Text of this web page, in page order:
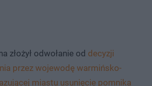
złożył odwołanie od decyzji
przez wojewodę warmińsko-
miastu usunięcie pomnika